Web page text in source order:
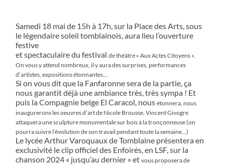
Samedi 18 mai de 15h à 17h, sur la Place des Arts, sous
le légendaire soleil tomblainois, aura lieu l’ouverture
festive
et spectaculaire du festivalde théâtre « Aux Actes Citoyens ».
On vous y attend nombreux, il y aura des surprises, performances
d’artistes, expositions étonnantes…
Si on vous dit que la Fanfaronne sera de la partie, ça
nous garantit déjà une ambiance très, très sympa ! Et
puis la Compagnie belge El Caracol, nousétonnera, nous
inaugurerons les oeuvres d’art de Nicole Brousse, Vincent Givogre
attaquera une sculpture monumentale sur bois à la tronçonneuse(on
pourra suivre l’évolution de son travail pendant toute la semaine…)
Le lycée Arthur Varoquaux de Tomblaine présentera en
exclusivité le clip officiel des Enfoirés, en LSF, sur la
chanson 2024 « jusqu’au dernier » etvous proposera de